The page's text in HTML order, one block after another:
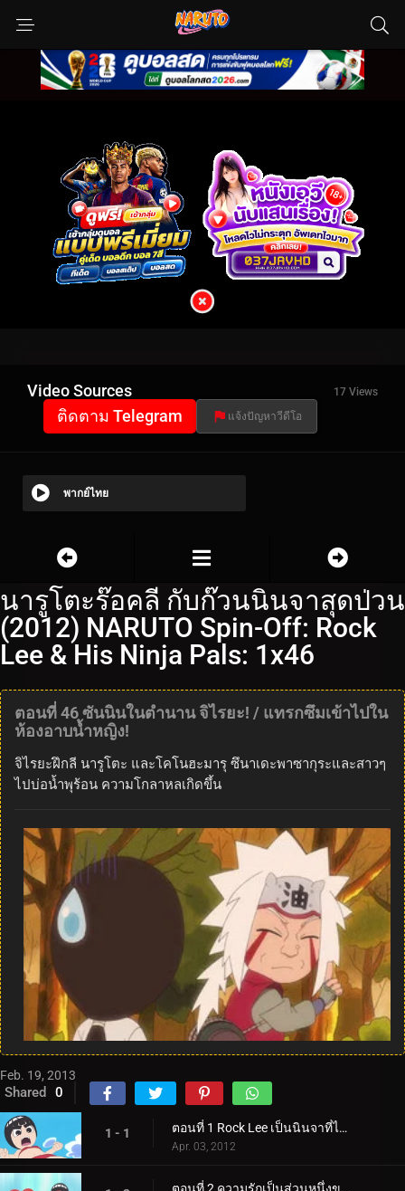
Video Sources 17 Views
ติดตาม Telegram แจ้งปัญหาวีดีโอ
พากย์ไทย
นารูโตะร๊อคลี กับก๊วนนินจาสุดป่วน
(2012) NARUTO Spin-Off: Rock
Lee & His Ninja Pals: 1x46
ตอนที่ 46 ซันนินในตำนาน จิไรยะ! / แทรกซึมเข้าไปใน
ห้องอาบน้ำหญิง!
จิไรยะฝึกลี นารูโตะ และโคโนฮะมารุ ซึนาเดะพาซากุระและสาวๆ
ไปบ่อน้ำพุร้อน ความโกลาหลเกิดขึ้น
Feb. 19, 2013
Shared 0
1 - 1 ตอนที่ 1 Rock Lee เป็นนินจาที่ไม่สามารถใช้วิชานินจาได้ / คู่แข่งของ Rock Lee คือ Naruto
Apr. 03, 2012